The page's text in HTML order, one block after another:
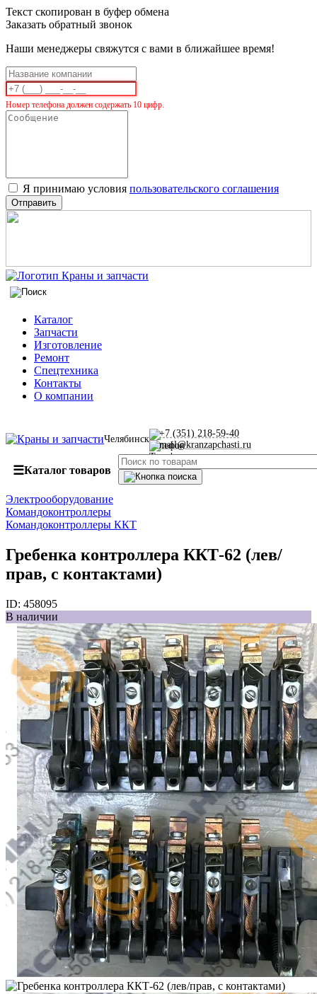
Текст скопирован в буфер обмена
Заказать обратный звонок
Наши менеджеры свяжутся с вами в ближайшее время!
Номер телефона должен содержать 10 цифр.
Я принимаю условия пользовательского соглашения
Отправить
Каталог
Запчасти
Изготовление
Ремонт
Спецтехника
Контакты
О компании
Челябинск
+7 (351) 218-59-40
mail@kranzapchasti.ru
☰Каталог товаров
Электрооборудование
Командоконтроллеры
Командоконтроллеры ККТ
Гребенка контроллера ККТ-62 (лев/
прав, с контактами)
ID: 458095
В наличии